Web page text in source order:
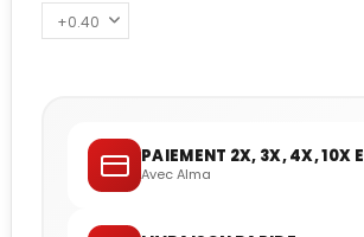
PAIEMENT 2X, 3X, 4X, 10X
Avec Alma